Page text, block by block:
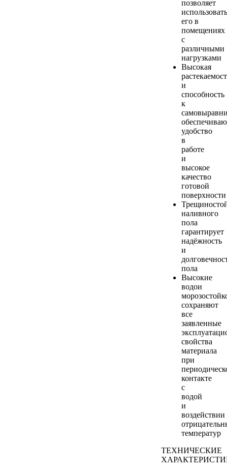
позволяет
использовать
его в
помещениях
с
различными
нагрузками
Высокая
и
способность
к
удобство
в
работе
и
высокое
качество
готовой
поверхности
наливного
пола
гарантирует
надёжность
и
пола
Высокие
водои
сохраняют
все
заявленные
свойства
материала
при
контакте
с
водой
и
воздействии
температур
ТЕХНИЧЕСКИЕ